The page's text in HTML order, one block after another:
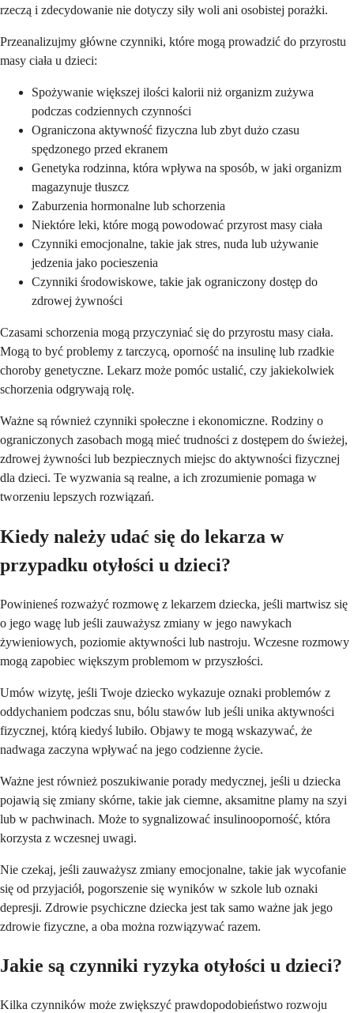
rzeczą i zdecydowanie nie dotyczy siły woli ani osobistej porażki.
Przeanalizujmy główne czynniki, które mogą prowadzić do przyrostu
masy ciała u dzieci:
Spożywanie większej ilości kalorii niż organizm zużywa
podczas codziennych czynności
Ograniczona aktywność fizyczna lub zbyt dużo czasu
spędzonego przed ekranem
Genetyka rodzinna, która wpływa na sposób, w jaki organizm
magazynuje tłuszcz
Zaburzenia hormonalne lub schorzenia
Niektóre leki, które mogą powodować przyrost masy ciała
Czynniki emocjonalne, takie jak stres, nuda lub używanie
jedzenia jako pocieszenia
Czynniki środowiskowe, takie jak ograniczony dostęp do
zdrowej żywności
Czasami schorzenia mogą przyczyniać się do przyrostu masy ciała.
Mogą to być problemy z tarczycą, oporność na insulinę lub rzadkie
choroby genetyczne. Lekarz może pomóc ustalić, czy jakiekolwiek
schorzenia odgrywają rolę.
Ważne są również czynniki społeczne i ekonomiczne. Rodziny o
ograniczonych zasobach mogą mieć trudności z dostępem do świeżej,
zdrowej żywności lub bezpiecznych miejsc do aktywności fizycznej
dla dzieci. Te wyzwania są realne, a ich zrozumienie pomaga w
tworzeniu lepszych rozwiązań.
Kiedy należy udać się do lekarza w
przypadku otyłości u dzieci?
Powinieneś rozważyć rozmowę z lekarzem dziecka, jeśli martwisz się
o jego wagę lub jeśli zauważysz zmiany w jego nawykach
żywieniowych, poziomie aktywności lub nastroju. Wczesne rozmowy
mogą zapobiec większym problemom w przyszłości.
Umów wizytę, jeśli Twoje dziecko wykazuje oznaki problemów z
oddychaniem podczas snu, bólu stawów lub jeśli unika aktywności
fizycznej, którą kiedyś lubiło. Objawy te mogą wskazywać, że
nadwaga zaczyna wpływać na jego codzienne życie.
Ważne jest również poszukiwanie porady medycznej, jeśli u dziecka
pojawią się zmiany skórne, takie jak ciemne, aksamitne plamy na szyi
lub w pachwinach. Może to sygnalizować insulinooporność, która
korzysta z wczesnej uwagi.
Nie czekaj, jeśli zauważysz zmiany emocjonalne, takie jak wycofanie
się od przyjaciół, pogorszenie się wyników w szkole lub oznaki
depresji. Zdrowie psychiczne dziecka jest tak samo ważne jak jego
zdrowie fizyczne, a oba można rozwiązywać razem.
Jakie są czynniki ryzyka otyłości u dzieci?
Kilka czynników może zwiększyć prawdopodobieństwo rozwoju